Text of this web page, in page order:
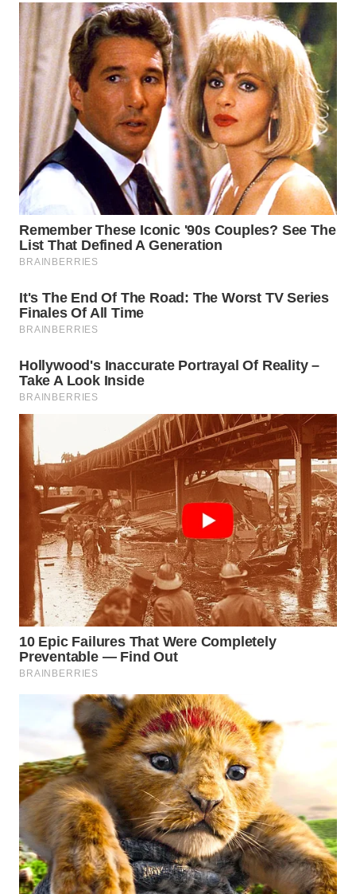
DEPOK
WN
TAPANULI
UTARA
WN
SAMOSIR
LAWAS
WN
WN
CIANJUR
WN
KEPULAUAN
WN
TANGERANG
WN
BINJAI
WN
CIREBON
WN
INDRAMAYU
KUNINGAN
MAJALENGKA
WN
SUBANG
WN
SUKABUMI